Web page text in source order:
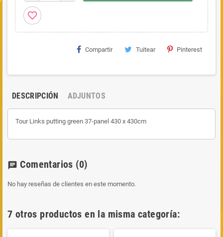
favorite_border
Compartir Tuitear Pinterest
DESCRIPCIÓN ADJUNTOS
Tour Links putting green 37-panel 430 x 430cm
chat Comentarios (0)
No hay reseñas de clientes en este momento.
7 otros productos en la misma categoría: